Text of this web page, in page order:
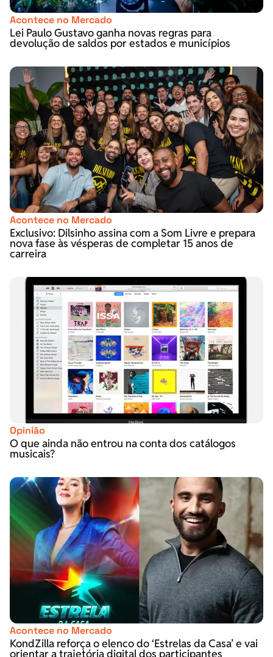
Acontece no Mercado
Lei Paulo Gustavo ganha novas regras para
devolução de saldos por estados e municípios
Acontece no Mercado
Exclusivo: Dilsinho assina com a Som Livre e prepara
nova fase às vésperas de completar 15 anos de
carreira
Opinião
O que ainda não entrou na conta dos catálogos
musicais?
Acontece no Mercado
KondZilla reforça o elenco do ‘Estrelas da Casa’ e vai
orientar a trajetória digital dos participantes